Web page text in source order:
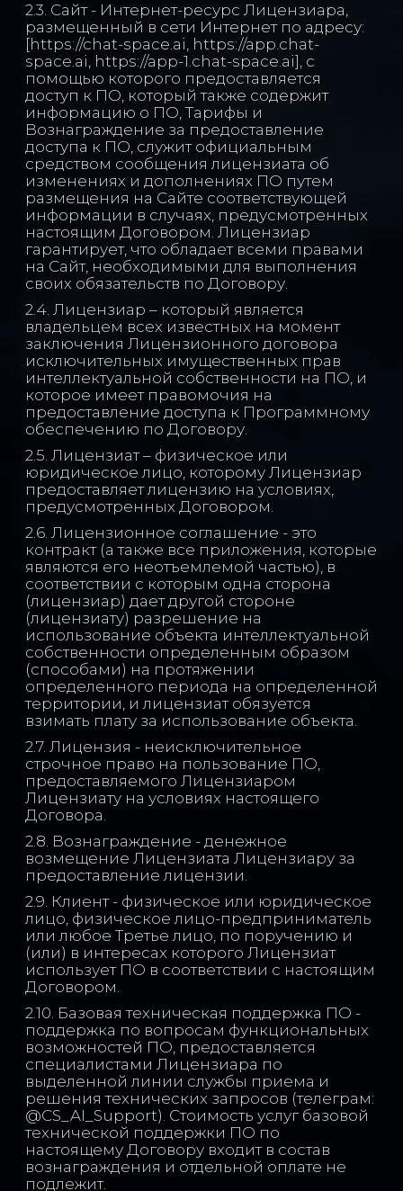
2.3. Сайт - Интернет-ресурс Лицензиара,
размещенный в сети Интернет по адресу:
[https://chat-space.ai, https://app.chat-
space.ai, https://app-1.chat-space.ai], с
помощью которого предоставляется
доступ к ПО, который также содержит
информацию о ПО, Тарифы и
Вознаграждение за предоставление
доступа к ПО, служит официальным
средством сообщения лицензиата об
изменениях и дополнениях ПО путем
размещения на Сайте соответствующей
информации в случаях, предусмотренных
настоящим Договором. Лицензиар
гарантирует, что обладает всеми правами
на Сайт, необходимыми для выполнения
своих обязательств по Договору.
2.4. Лицензиар – который является
владельцем всех известных на момент
заключения Лицензионного договора
исключительных имущественных прав
интеллектуальной собственности на ПО, и
которое имеет правомочия на
предоставление доступа к Программному
обеспечению по Договору.
2.5. Лицензиат – физическое или
юридическое лицо, которому Лицензиар
предоставляет лицензию на условиях,
предусмотренных Договором.
2.6. Лицензионное соглашение - это
контракт (а также все приложения, которые
являются его неотъемлемой частью), в
соответствии с которым одна сторона
(лицензиар) дает другой стороне
(лицензиату) разрешение на
использование объекта интеллектуальной
собственности определенным образом
(способами) на протяжении
определенного периода на определенной
территории, и лицензиат обязуется
взимать плату за использование объекта.
2.7. Лицензия - неисключительное
строчное право на пользование ПО,
предоставляемого Лицензиаром
Лицензиату на условиях настоящего
Договора.
2.8. Вознаграждение - денежное
возмещение Лицензиата Лицензиару за
предоставление лицензии.
2.9. Клиент - физическое или юридическое
лицо, физическое лицо-предприниматель
или любое Третье лицо, по поручению и
(или) в интересах которого Лицензиат
использует ПО в соответствии с настоящим
Договором.
2.10. Базовая техническая поддержка ПО -
поддержка по вопросам функциональных
возможностей ПО, предоставляется
специалистами Лицензиара по
выделенной линии службы приема и
решения технических запросов (телеграм:
@CS_AI_Support). Стоимость услуг базовой
технической поддержки ПО по
настоящему Договору входит в состав
вознаграждения и отдельной оплате не
подлежит.